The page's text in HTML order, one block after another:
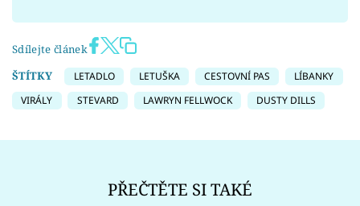
Sdílejte článek
ŠTÍTKY
LETADLO LETUŠKA CESTOVNÍ PAS
LÍBANKY
VIRÁLY
STEVARD LAWRYN FELLWOCK DUSTY DILLS
PŘEČTĚTE SI TAKÉ